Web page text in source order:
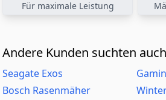
Für maximale Leistung
Andere Kunden suchten
Seagate Exos
Bosch Rasenmäher